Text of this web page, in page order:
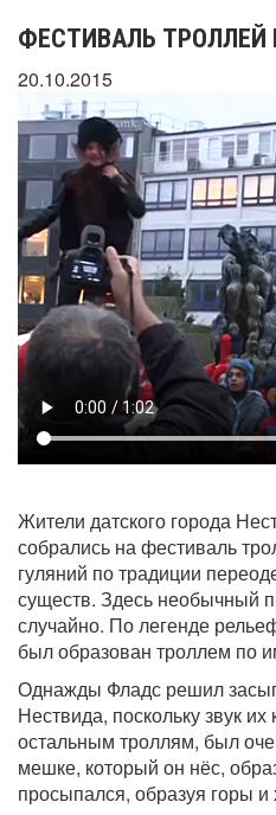
ФЕСТИВАЛЬ
20.10.2015
Жители датского города
собрались на фестиваль
гуляний по традиции
существ. Здесь необычный
случайно. По легенде
был образован троллем по
Однажды Фладс решил
Нествида, поскольку звук
остальным троллям, был
мешке, который он нёс,
просыпался, образуя горы и